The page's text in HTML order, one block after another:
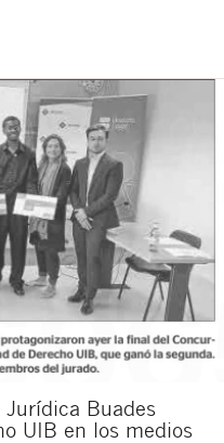
Jurídica Buades
UIB en los medios